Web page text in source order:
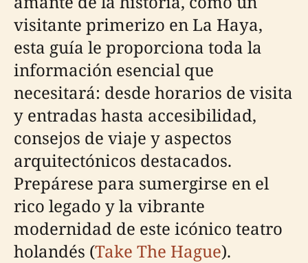
visitante primerizo en La Haya,
esta guía le proporciona toda la
información esencial que
necesitará: desde horarios de visita
y entradas hasta accesibilidad,
consejos de viaje y aspectos
arquitectónicos destacados.
Prepárese para sumergirse en el
rico legado y la vibrante
modernidad de este icónico teatro
holandés (Take The Hague).